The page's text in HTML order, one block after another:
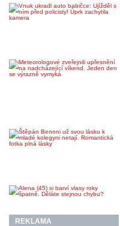
REKLAMA